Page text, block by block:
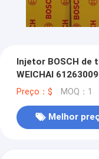
Injetor BOSCH de
WEICHAI
Preço：$ MOQ：1
Melhor